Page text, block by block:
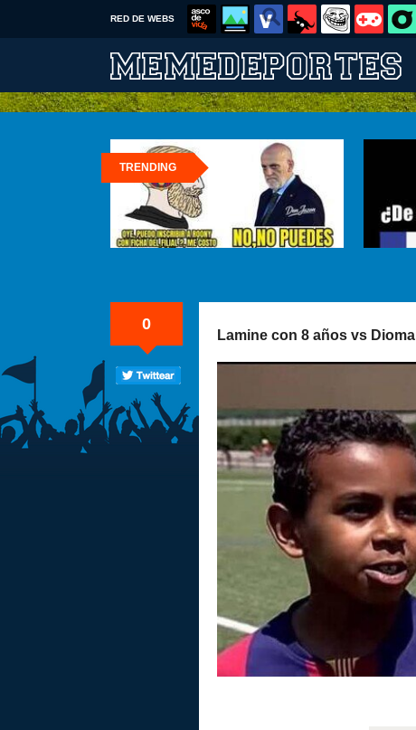
RED DE WEBS
TRENDING
0
Lamine con 8 años vs